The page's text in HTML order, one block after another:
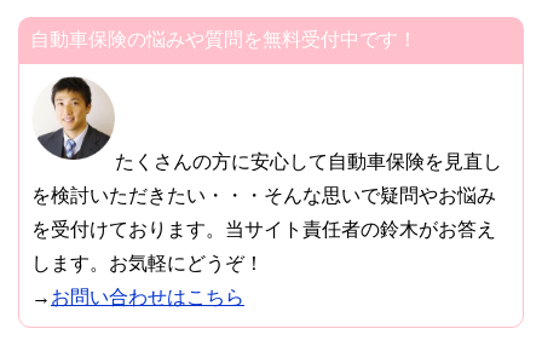
自動車保険の悩みや質問を無料受付中です！
たくさんの方に安心して自動車保険を見直し
を検討いただきたい・・・そんな思いで疑問やお悩み
を受付けております。当サイト責任者の鈴木がお答え
します。お気軽にどうぞ！
→ お問い合わせはこちら